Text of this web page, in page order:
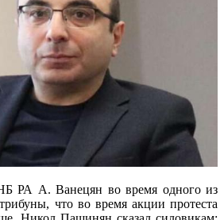
РА А. Ванецян во время одного из
что во время акции протеста